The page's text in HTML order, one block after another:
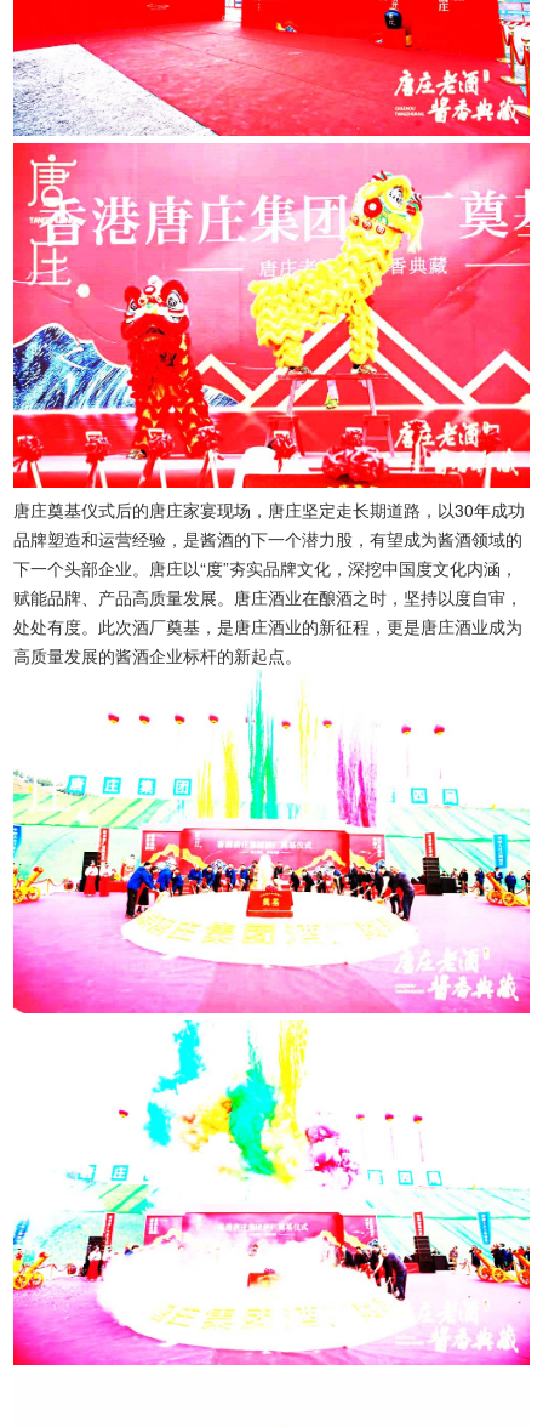
唐庄奠基仪式后的唐庄家宴现场，唐庄坚定走长期道路，以30年成功
品牌塑造和运营经验，是酱酒的下一个潜力股，有望成为酱酒领域的
下一个头部企业。唐庄以“度”夯实品牌文化，深挖中国度文化内涵，
赋能品牌、产品高质量发展。唐庄酒业在酿酒之时，坚持以度自审，
处处有度。此次酒厂奠基，是唐庄酒业的新征程，更是唐庄酒业成为
高质量发展的酱酒企业标杆的新起点。